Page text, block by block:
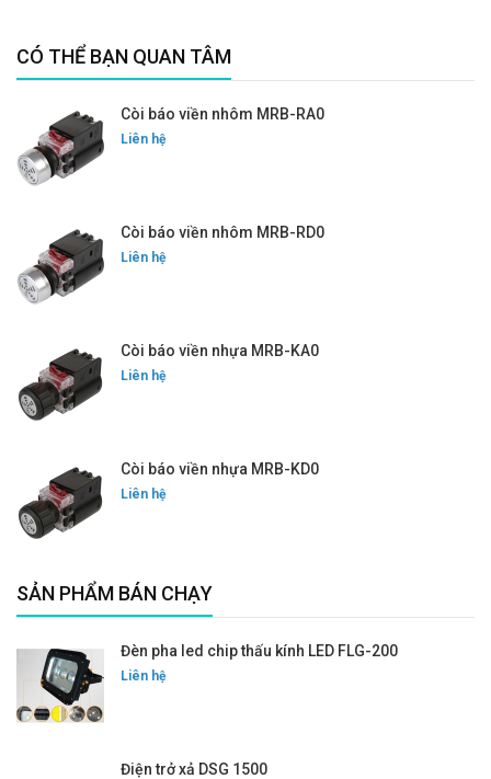
CÓ THỂ BẠN QUAN TÂM
Còi báo viền nhôm MRB-RA0
Liên hệ
Còi báo viền nhôm MRB-RD0
Liên hệ
Còi báo viền nhựa MRB-KA0
Liên hệ
Còi báo viền nhựa MRB-KD0
Liên hệ
SẢN PHẨM BÁN CHẠY
Đèn pha led chip thấu kính LED FLG-200
Liên hệ
Điện trở xả DSG 1500